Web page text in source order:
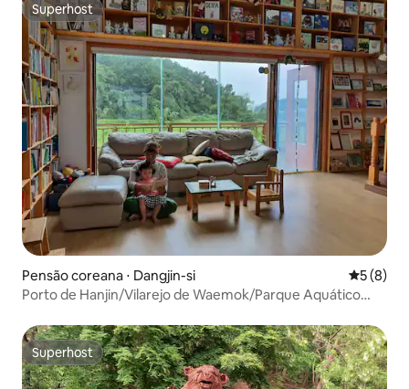
Superhost
Superhost
Pensão coreana ⋅ Dangjin-si 5 de
5 (8)
Porto de Hanjin/Vilarejo de Waemok/Parque Aquático
Agroland Taeshin/Livraria de Livros Ilustrados
Superhost
Superhost